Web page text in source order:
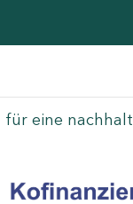
für eine